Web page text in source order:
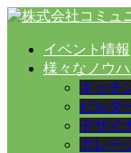
イベント情報
様々なノウ
キッチ
ビルダ
デザイ
ガレー